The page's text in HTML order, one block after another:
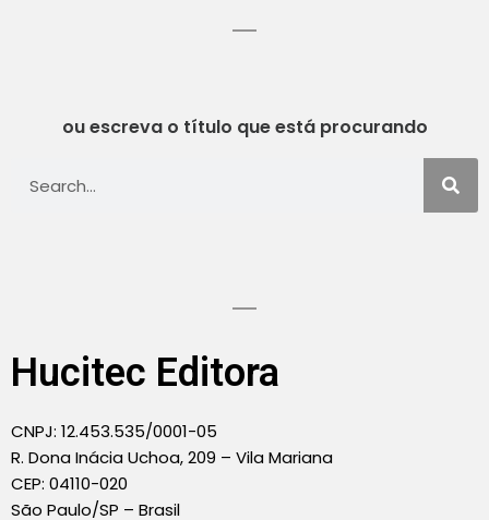
ou escreva o título que está procurando
Hucitec Editora
CNPJ: 12.453.535/0001-05
R. Dona Inácia Uchoa, 209 – Vila Mariana
CEP: 04110-020
São Paulo/SP – Brasil